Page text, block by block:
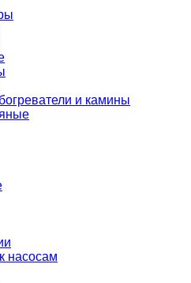
и камины
насосам